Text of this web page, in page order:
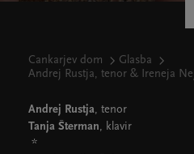
Cankarjev dom
Glasba
Andrej Rustja, tenor & Ireneja
Andrej Rustja, tenor
Tanja Šterman, klavir
*